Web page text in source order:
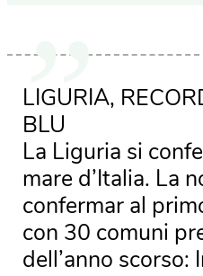
LIGURIA,
BLU
La Liguria si
mare d’Italia. La
confermar al
con 30 comuni
dell’anno scorso: